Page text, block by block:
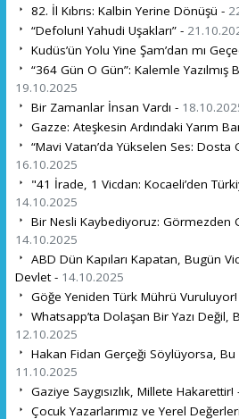
82. İl Kıbrıs: Kalbin Yerine Dönüşü -
“Defolun! Yahudi Uşakları” -
Kudüs’ün Yolu Yine Şam’dan mı
“364 Gün O Gün”: Kalemle Yazılmış
19.10.2025
Bir Zamanlar İnsan Vardı -
Gazze: Ateşkesin Ardındaki Yarım
“Mavi Vatan’da Yükselen Ses:
16.10.2025
"41 İrade, 1 Vicdan: Kocaeli’den
14.10.2025
Bir Nesli Kaybediyoruz: Görmezden
14.10.2025
ABD Dün Kapıları Kapatan, Bugün
Devlet - 14.10.2025
Göğe Yeniden Türk Mührü
Whatsapp’ta Dolaşan Bir Yazı Değil,
12.10.2025
Hakan Fidan Gerçeği Söylüyorsa,
11.10.2025
Gaziye Saygısızlık, Millete Hakarettir!
Çocuk Yazarlarımız ve Yerel